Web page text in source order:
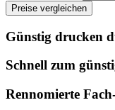
Preise vergleichen
Günstig drucken
Schnell zum
Rennomierte